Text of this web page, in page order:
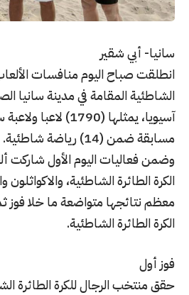
سانيا- أبي شقير
انطلقت صباح اليوم منافسات الألعاب
مسابقة ضمن (14) رياضة شاطئية.
وضمن فعاليات اليوم الأول شاركت
الكرة الطائرة الشاطئية،
معظم نتائجها متواضعة ما خلا فوز
الكرة الطائرة الشاطئية.
فوز أول
حقق منتخب الرجال للكرة الطائرة